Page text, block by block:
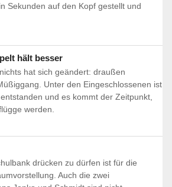
Sekunden auf den Kopf gestellt und
hält besser
hat sich geändert: draußen
Unter den Eingeschlossenen ist
und es kommt der Zeitpunkt,
werden.
drücken zu dürfen ist für die
Auch die zwei